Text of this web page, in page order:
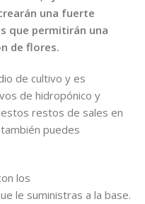
una fuerte
que permitirán una
de flores.
de cultivo y es
de hidropónico y
restos de sales en
puedes
los
le suministras a la base.